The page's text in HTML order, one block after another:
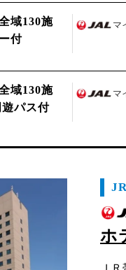
域130施
付
マ
域130施
パス付
マ
ホ